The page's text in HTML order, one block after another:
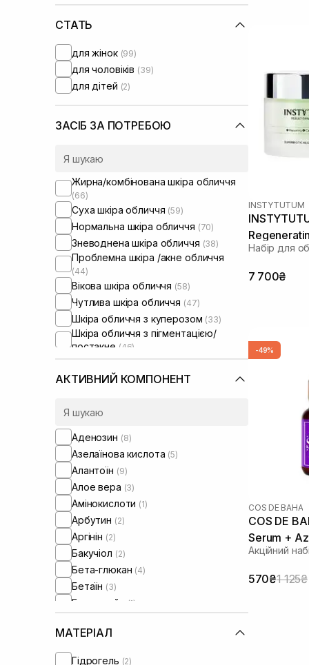
Theramid
Usolab(4)
Vitis (1)
WhoCares(2)
СТАТЬ
для жінок (99)
для чоловіків (39)
для дітей (2)
ЗАСІБ ЗА ПОТРЕБОЮ
Жирна/комбінована шкіра обличчя
(66)
Суха шкіра обличчя (59)
Нормальна шкіра обличчя (70)
Зневоднена шкіра обличчя (38)
Проблемна шкіра /акне обличчя
(44)
Вікова шкіра обличчя (58)
Чутлива шкіра обличчя (47)
Шкіра обличчя з куперозом (33)
Шкіра обличчя з пігментацією/
постакне (46)
Шкіра обличчя з розширеними
порами(34)
Шкіра обличчя з порушеним
Шкіра обличчя з порушеним
Для чутливих зубів
Для зміцнення зубів(1)
Сироватки від комедонів
Сироватки від постакне
Проти набряків
Від синців під очима
АКТИВНИЙ КОМПОНЕНТ
Аденозин (8)
Азелаїнова кислота (5)
Алантоїн (9)
Алое вера (3)
Амінокислоти (1)
Арбутин (2)
Аргінін (2)
Бакучіол (2)
Бета-глюкан (4)
Бетаїн (3)
Бромелайн (1)
Вітамін C
МАТЕРІАЛ
Гідрогель (2)
INSTYTUTUM
мл, 50 мл
Набір для
7 700₴
-49%
COS DE BAHA
COS DE
Serum +
Акційний
570₴1 125₴